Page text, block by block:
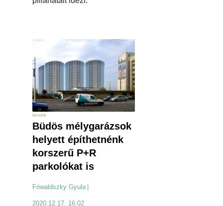
tervek
Büdös mélygarázsok
helyett építhetnénk
korszerű P+R
parkolókat is
Friwaldszky Gyula
2020.12.17. 16:02